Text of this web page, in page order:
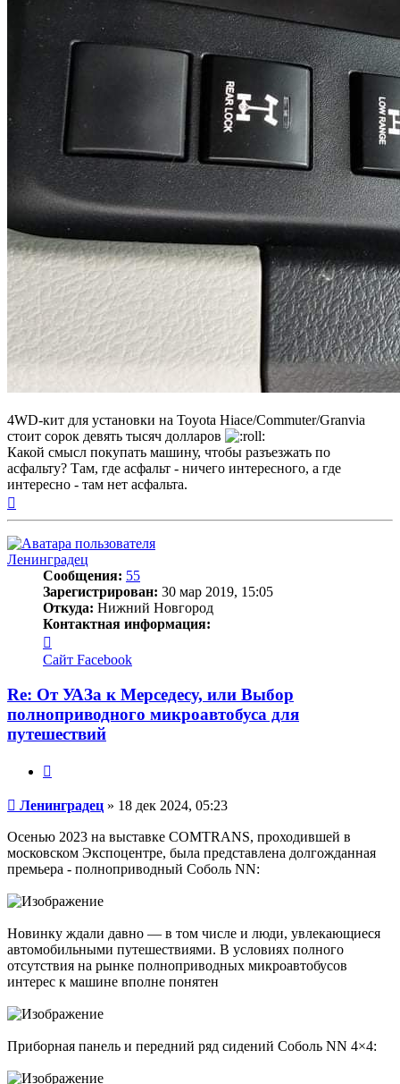
4WD-кит для установки на Toyota Hiace/Commuter/Granvia
стоит сорок девять тысяч долларов
Какой смысл покупать машину, чтобы разъезжать по
асфальту? Там, где асфальт - ничего интересного, а где
интересно - там нет асфальта.
Ленинградец
Сообщения: 55
Зарегистрирован: 30 мар 2019, 15:05
Откуда: Нижний Новгород
Контактная информация:
информация
пользователя
Ленинградец
Сайт Facebook
Re: От УАЗа к Мерседесу, или Выбор
полноприводного микроавтобуса для
путешествий
Сообщение
Ленинградец » 18 дек 2024, 05:23
Осенью 2023 на выставке COMTRANS, проходившей в
московском Экспоцентре, была представлена долгожданная
премьера - полноприводный Соболь NN:
Новинку ждали давно — в том числе и люди, увлекающиеся
автомобильными путешествиями. В условиях полного
отсутствия на рынке полноприводных микроавтобусов
интерес к машине вполне понятен
Приборная панель и передний ряд сидений Соболь NN 4×4: